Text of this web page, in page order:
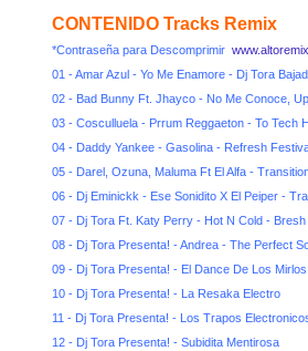
CONTENIDO Tracks Remix
*Contraseña para Descomprimir
01 - Amar Azul - Yo Me Enamore - Dj Tora
02 - Bad Bunny Ft. Jhayco - No Me Conoce,
03 - Cosculluela - Prrum Reggaeton - To Tech
04 - Daddy Yankee - Gasolina - Refresh
05 - Darel, Ozuna, Maluma Ft El Alfa -
06 - Dj Eminickk - Ese Sonidito X El Peiper -
07 - Dj Tora Ft. Katy Perry - Hot N Cold - Bresh
08 - Dj Tora Presenta! - Andrea - The Perfect
09 - Dj Tora Presenta! - El Dance De Los Mirlos
10 - Dj Tora Presenta! - La Resaka Electro
11 - Dj Tora Presenta! - Los Trapos
12 - Dj Tora Presenta! - Subidita Mentirosa